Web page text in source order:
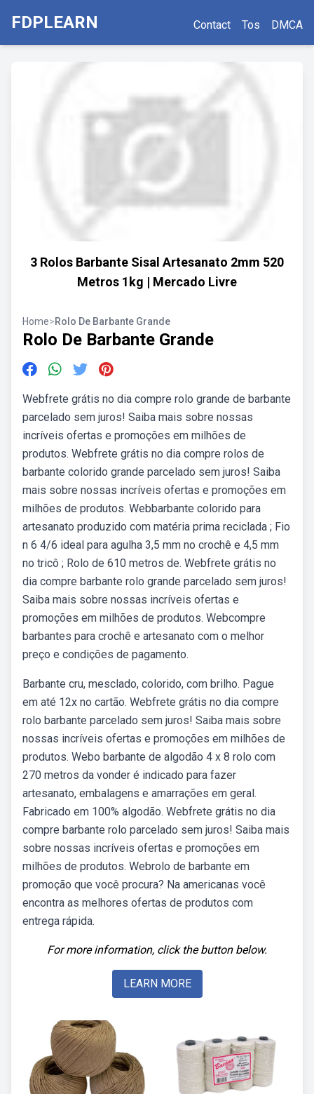
FDPLEARN Contact Tos DMCA
3 Rolos Barbante Sisal Artesanato 2mm 520
Metros 1kg | Mercado Livre
Home>Rolo De Barbante Grande
Rolo De Barbante Grande
Webfrete grátis no dia compre rolo grande de barbante
parcelado sem juros! Saiba mais sobre nossas
incríveis ofertas e promoções em milhões de
produtos. Webfrete grátis no dia compre rolos de
barbante colorido grande parcelado sem juros! Saiba
mais sobre nossas incríveis ofertas e promoções em
milhões de produtos. Webbarbante colorido para
artesanato produzido com matéria prima reciclada ; Fio
n 6 4/6 ideal para agulha 3,5 mm no crochê e 4,5 mm
no tricô ; Rolo de 610 metros de. Webfrete grátis no
dia compre barbante rolo grande parcelado sem juros!
Saiba mais sobre nossas incríveis ofertas e
promoções em milhões de produtos. Webcompre
barbantes para crochê e artesanato com o melhor
preço e condições de pagamento.
Barbante cru, mesclado, colorido, com brilho. Pague
em até 12x no cartão. Webfrete grátis no dia compre
rolo barbante parcelado sem juros! Saiba mais sobre
nossas incríveis ofertas e promoções em milhões de
produtos. Webo barbante de algodão 4 x 8 rolo com
270 metros da vonder é indicado para fazer
artesanato, embalagens e amarrações em geral.
Fabricado em 100% algodão. Webfrete grátis no dia
compre barbante rolo parcelado sem juros! Saiba mais
sobre nossas incríveis ofertas e promoções em
milhões de produtos. Webrolo de barbante em
promoção que você procura? Na americanas você
encontra as melhores ofertas de produtos com
entrega rápida.
For more information, click the button below.
LEARN MORE